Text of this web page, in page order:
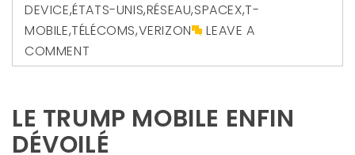
DEVICE,ÉTATS-UNIS,RÉSEAU,SPACEX,T-
MOBILE,TÉLÉCOMS,VERIZON
LEAVE A
COMMENT
LE TRUMP MOBILE ENFIN
DÉVOILÉ